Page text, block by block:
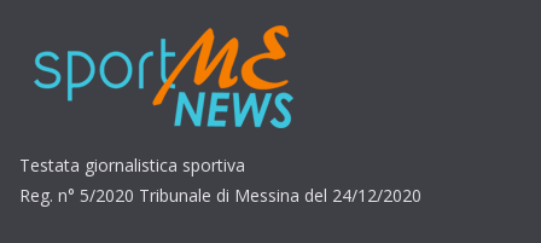
Testata giornalistica sportiva
Reg. n° 5/2020 Tribunale di Messina del 24/12/2020